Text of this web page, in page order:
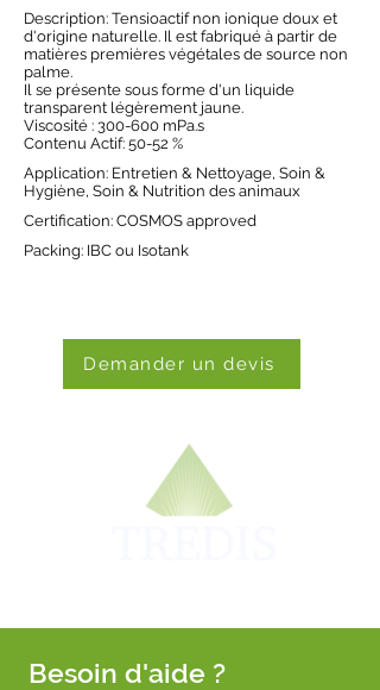
Description: Tensioactif non ionique doux et
d'origine naturelle. Il est fabriqué à partir de
matières premières végétales de source non
palme.
Il se présente sous forme d'un liquide
transparent légèrement jaune.
Viscosité : 300-600 mPa.s
Contenu Actif: 50-52 %
Application: Entretien & Nettoyage, Soin &
Hygiène, Soin & Nutrition des animaux
Certification: COSMOS approved
Packing: IBC ou Isotank
Demander un devis
Besoin d'aide ?